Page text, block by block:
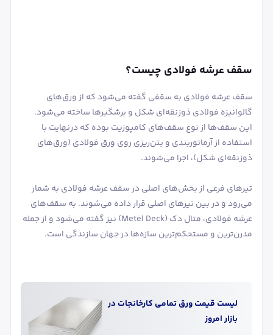
سقف عرشه فولادی چیست؟
سقف‌ عرشه فولادی به سقفی گفته می‌شود که از ورق‌های
گالوانیزه فولادی ذوزنقه‌ای شکل و برشگیرها ساخته می‌شود.
این سقف‌ها از نوع سقف‌های کامپوزیت بوده که درنهایت با
استفاده از آرماتوربندی و بتن‌ریزی روی ورق فولادی (ورق‌های
ذوزنقه‌ای شکل)، اجرا می‌شوند.
تیرهای فرعی از بخش‌های اصلی در سقف عرشه فولادی به شمار
می‌رود و در بین تیرهای اصلی قرار داده می‌شوند. به سقف‌های
عرشه فولادی، متال دک (Metel Deck) نیز گفته می‌شود و از جمله
مدرن‌ترین و مستحکم‌ترین سازه‌ها در جهان سازندگی است.
لیست قیمتورقتمامی کارخانجات در
بازار امروز